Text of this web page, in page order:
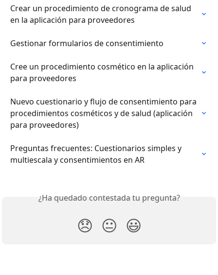
Crear un procedimiento de cronograma de salud
en la aplicación para proveedores
Gestionar formularios de consentimiento
Cree un procedimiento cosmético en la aplicación
para proveedores
Nuevo cuestionario y flujo de consentimiento para
procedimientos cosméticos y de salud (aplicación
para proveedores)
Preguntas frecuentes: Cuestionarios simples y
multiescala y consentimientos en AR
¿Ha quedado contestada tu pregunta?
😞 😐 😃